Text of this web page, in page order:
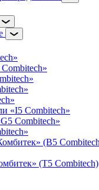
«I5 Combitech»
Combitech»
(B5
(T5 Combitech)